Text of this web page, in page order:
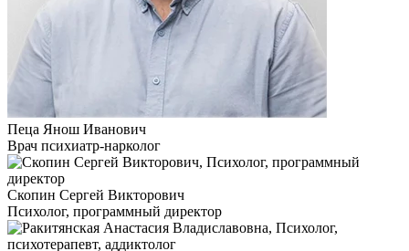
Пеца Янош Иванович
Врач психиатр-нарколог
Скопин Сергей Викторович
Психолог, программный директор